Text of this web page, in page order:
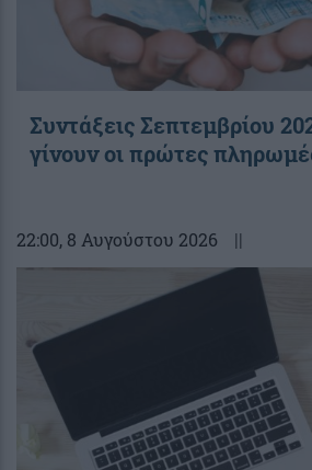
Συντάξεις Σεπτεμβρίου
γίνουν οι πρώτες
22:00, 8 Αυγούστου 2026 ||